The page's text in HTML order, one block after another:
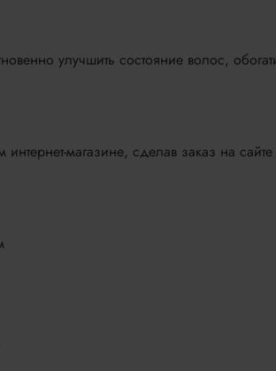
улучшить состояние волос,
магазине, сделав заказ на